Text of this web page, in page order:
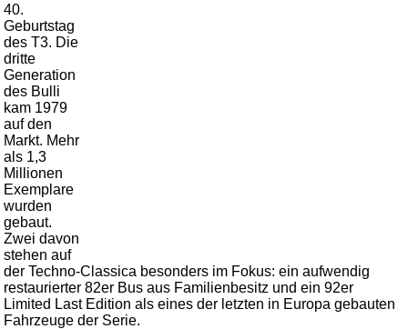
40.
Geburtstag
des T3. Die
dritte
Generation
des Bulli
kam 1979
auf den
Markt. Mehr
als 1,3
Millionen
Exemplare
wurden
gebaut.
Zwei davon
stehen auf
der Techno-Classica besonders im Fokus: ein aufwendig
restaurierter 82er Bus aus Familienbesitz und ein 92er
Limited Last Edition als eines der letzten in Europa gebauten
Fahrzeuge der Serie.